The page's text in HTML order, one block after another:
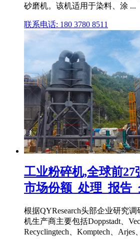
砂磨机。该机适用于染料、涂 ...
联系电话: 180 3780 8511
工业粉碎机,全球前27
市场份额_处理_报告
根据QYResearch头部企业研究
机生产商主要包括Doppstadt、
Recyclingtech、Komptech、Arjes